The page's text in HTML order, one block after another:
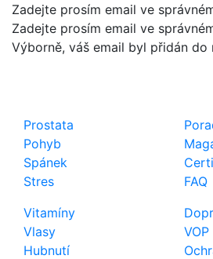
Zadejte prosím email ve
Zadejte prosím email ve
Výborně, váš email byl přidán do
Prostata
Pohyb
Spánek
Stres
Vitamíny
Vlasy
Hubnutí
FAQ
VOP